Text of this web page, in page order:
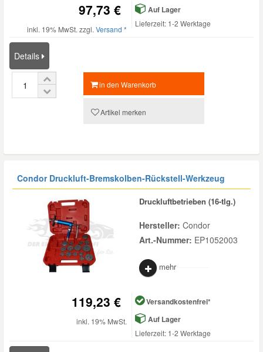
97,73 €
inkl. 19% MwSt. zzgl. Versand *
Auf Lager
Lieferzeit: 1-2 Werktage
Details
in den Warenkorb
Artikel merken
Condor Druckluft-Bremskolben-Rückstell-Werkzeug
Druckluftbetrieben (16-tlg.)
Hersteller: Condor
Art.-Nummer: EP1052003
mehr
119,23 €
inkl. 19% MwSt.
Versandkostenfrei*
Auf Lager
Lieferzeit: 1-2 Werktage